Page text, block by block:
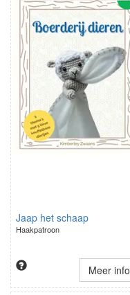
Jaap het schaap
Haakpatroon
Meer info